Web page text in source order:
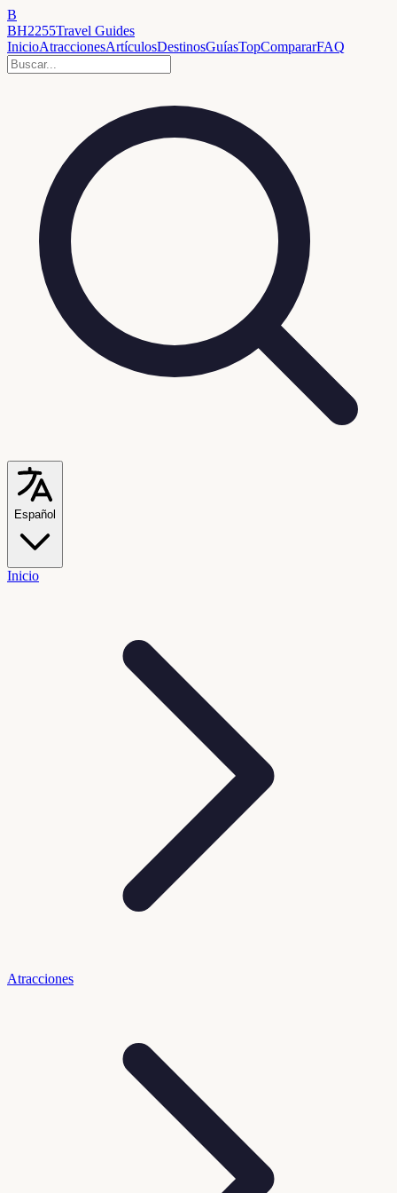
B
BH2255Travel Guides
InicioAtraccionesArtículosDestinosGuíasTopCompararFAQ
Español
Inicio
Atracciones